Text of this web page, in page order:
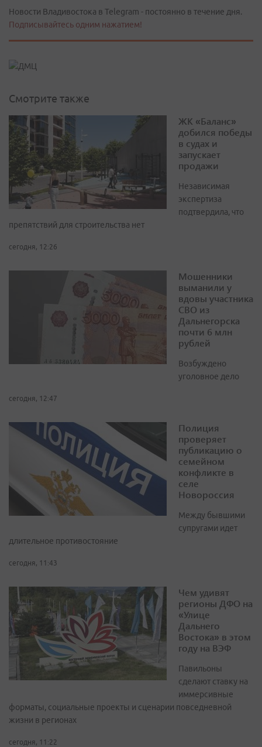
Новости Владивостока в Telegram - постоянно в течение дня.
Подписывайтесь одним нажатием!
Смотрите также
ЖК «Баланс»
добился победы
в судах и
запускает
продажи
Независимая
экспертиза
подтвердила, что
препятствий для строительства нет
сегодня, 12:26
Мошенники
выманили у
вдовы участника
СВО из
Дальнегорска
почти 6 млн
рублей
Возбуждено
уголовное дело
сегодня, 12:47
Полиция
проверяет
публикацию о
семейном
конфликте в
селе
Новороссия
Между бывшими
супругами идет
длительное противостояние
сегодня, 11:43
Чем удивят
регионы ДФО на
«Улице
Дальнего
Востока» в этом
году на ВЭФ
Павильоны
сделают ставку на
иммерсивные
форматы, социальные проекты и сценарии повседневной
жизни в регионах
сегодня, 11:22